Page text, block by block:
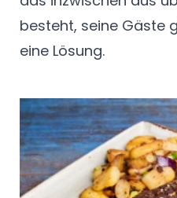
besteht, seine Gäste
eine Lösung.